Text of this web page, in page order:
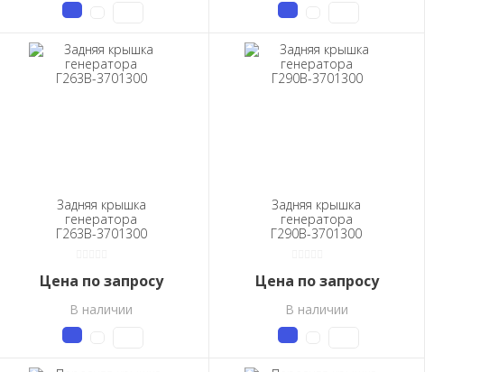
Задняя крышка
генератора
Г263В-3701300
Цена по запросу
В наличии
Задняя крышка
генератора
Г290В-3701300
Цена по запросу
В наличии